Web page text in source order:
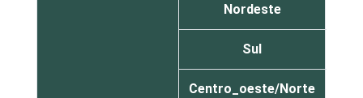
Nordeste
Sul
Centro_oeste/Norte